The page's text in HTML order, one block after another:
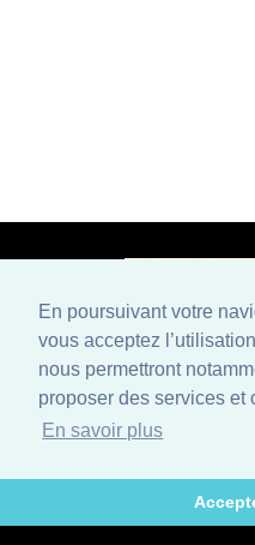
En poursuivant votre
vous acceptez
nous permettront
proposer des services et
En savoir plus
Mentions légales
Politique de confidentialité et
,
dans le développement de logiciels